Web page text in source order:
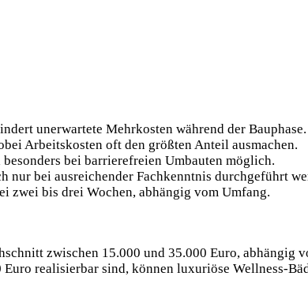
unerwartete Mehrkosten während der Bauphase.
Arbeitskosten oft den größten Anteil ausmachen.
bei barrierefreien Umbauten möglich.
nur bei ausreichender Fachkenntnis durchgeführt
zwei bis drei Wochen, abhängig vom Umfang.
zwischen 15.000 und 35.000 Euro, abhängig
realisierbar sind, können luxuriöse Wellness-